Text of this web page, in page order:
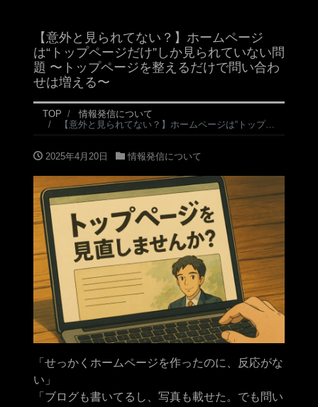
【意外と見られてない？】ホームページ
は“トップページだけ”しか見られていない問
題 〜トップページを整えるだけで問い合わ
せは増える〜
TOP
情報発信について
【意外と見られてない？】ホームページは“トップページだけ”しか見られていない問題 〜トップページを整えるだけで問い合わせは増える〜
2025年4月20日 情報発信について
「せっかくホームページを作ったのに、反応がな
い」
「ブログも書いてるし、写真も載せた。でも問い